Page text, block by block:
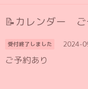
📝カレンダー ご
受付終了しました 2024-
ご予約あり